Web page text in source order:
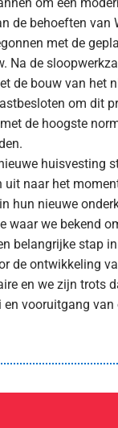
de behoeften van
met de
Na de
de bouw van het
om dit
de hoogste
huisvesting
uit naar het
hun nieuwe
waar we bekend
belangrijke stap
de ontwikkeling
en we zijn trots
en vooruitgang van